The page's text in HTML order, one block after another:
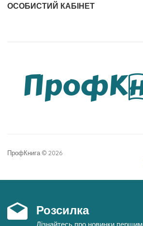
ОСОБИСТИЙ КАБІНЕТ
ПрофКнига © 2026
Розсилка